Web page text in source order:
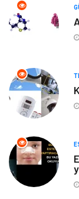
Organizasyon
Kadın
Güzellik
Beslenme
Psikolojik